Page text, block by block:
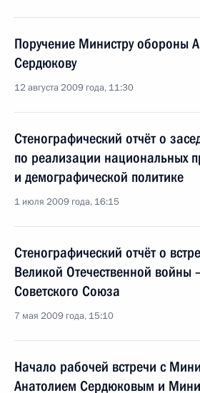
Поручение Министру обороны
Сердюкову
12 августа 2009 года, 11:30
Стенографический отчёт о
по реализации национальных
и демографической политике
1 июля 2009 года, 16:15
Стенографический отчёт о
Великой Отечественной войны
Советского Союза
7 мая 2009 года, 15:10
Начало рабочей встречи с
Анатолием Сердюковым и